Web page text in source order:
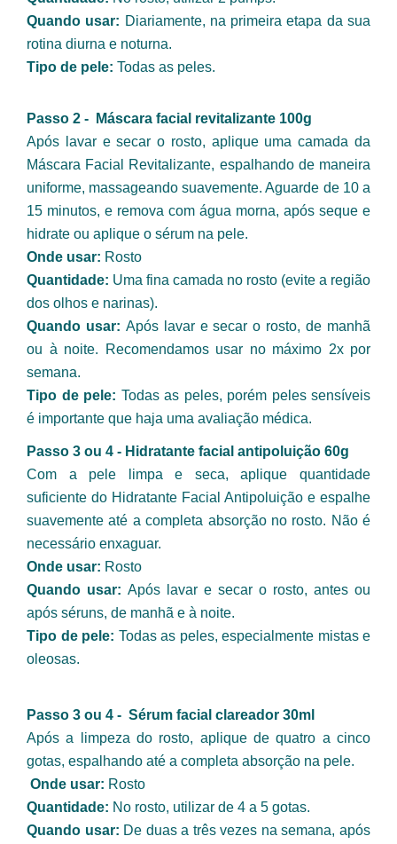
Quando usar: Diariamente, na primeira etapa da sua
rotina diurna e noturna.
Tipo de pele: Todas as peles.
Passo 2 -  Máscara facial revitalizante 100g
Após lavar e secar o rosto, aplique uma camada da
Máscara Facial Revitalizante, espalhando de maneira
uniforme, massageando suavemente. Aguarde de 10 a
15 minutos, e remova com água morna, após seque e
hidrate ou aplique o sérum na pele.
Onde usar: Rosto
Quantidade: Uma fina camada no rosto (evite a região
dos olhos e narinas).
Quando usar: Após lavar e secar o rosto, de manhã
ou à noite. Recomendamos usar no máximo 2x por
semana.
Tipo de pele: Todas as peles, porém peles sensíveis
é importante que haja uma avaliação médica.
Passo 3 ou 4 - Hidratante facial antipoluição 60g
Com a pele limpa e seca, aplique quantidade
suficiente do Hidratante Facial Antipoluição e espalhe
suavemente até a completa absorção no rosto. Não é
necessário enxaguar.
Onde usar: Rosto
Quando usar: Após lavar e secar o rosto, antes ou
após séruns, de manhã e à noite.
Tipo de pele: Todas as peles, especialmente mistas e
oleosas.
Passo 3 ou 4 -  Sérum facial clareador 30ml
Após a limpeza do rosto, aplique de quatro a cinco
gotas, espalhando até a completa absorção na pele.
Onde usar: Rosto
Quantidade: No rosto, utilizar de 4 a 5 gotas.
Quando usar: De duas a três vezes na semana, após